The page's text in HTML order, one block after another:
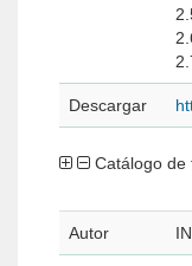
Descargar
Catálogo de
Autor